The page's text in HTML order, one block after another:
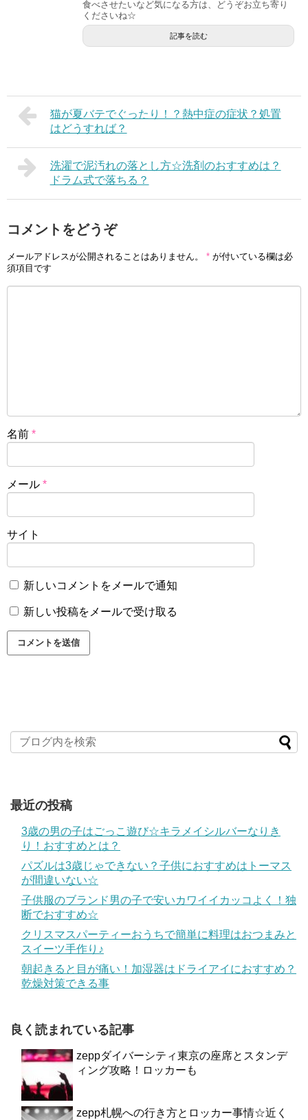
食べさせたいなど気になる方は、どうぞお立ち寄り
くださいね☆
記事を読む
猫が夏バテでぐったり！？熱中症の症状？処置
はどうすれば？
洗濯で泥汚れの落とし方☆洗剤のおすすめは？
ドラム式で落ちる？
コメントをどうぞ
メールアドレスが公開されることはありません。 * が付いている欄は必
須項目です
名前 *
メール *
サイト
新しいコメントをメールで通知
新しい投稿をメールで受け取る
最近の投稿
3歳の男の子はごっこ遊び☆キラメイシルバーなりき
り！おすすめとは？
パズルは3歳じゃできない？子供におすすめはトーマス
が間違いない☆
子供服のブランド男の子で安いカワイイカッコよく！独
断でおすすめ☆
クリスマスパーティーおうちで簡単に料理はおつまみと
スイーツ手作り♪
朝起きると目が痛い！加湿器はドライアイにおすすめ？
乾燥対策できる事
良く読まれている記事
zeppダイバーシティ東京の座席とスタンデ
ィング攻略！ロッカーも
zepp札幌への行き方とロッカー事情☆近く